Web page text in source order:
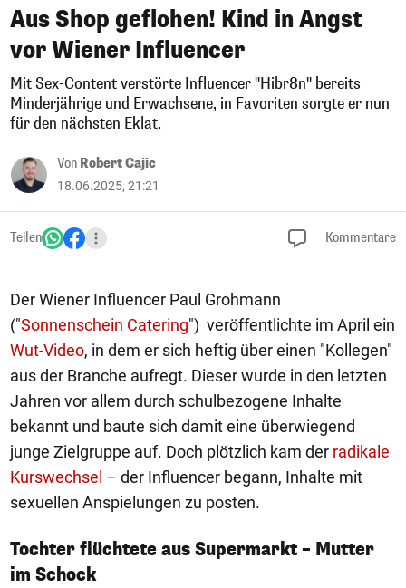
Aus Shop geflohen! Kind in Angst
vor Wiener Influencer
Mit Sex-Content verstörte Influencer "Hibr8n" bereits
Minderjährige und Erwachsene, in Favoriten sorgte er nun
für den nächsten Eklat.
Von Robert Cajic
18.06.2025, 21:21
Teilen Kommentare
Der Wiener Influencer Paul Grohmann
("Sonnenschein Catering") veröffentlichte im April ein
Wut-Video, in dem er sich heftig über einen "Kollegen"
aus der Branche aufregt. Dieser wurde in den letzten
Jahren vor allem durch schulbezogene Inhalte
bekannt und baute sich damit eine überwiegend
junge Zielgruppe auf. Doch plötzlich kam der radikale
Kurswechsel – der Influencer begann, Inhalte mit
sexuellen Anspielungen zu posten.
Tochter flüchtete aus Supermarkt – Mutter
im Schock